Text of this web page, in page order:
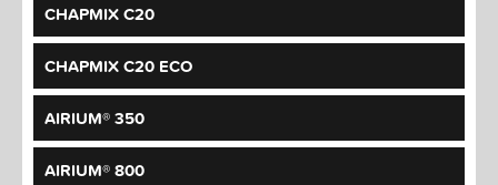
CHAPMIX C20
CHAPMIX C20 ECO
AIRIUM® 350
AIRIUM® 800